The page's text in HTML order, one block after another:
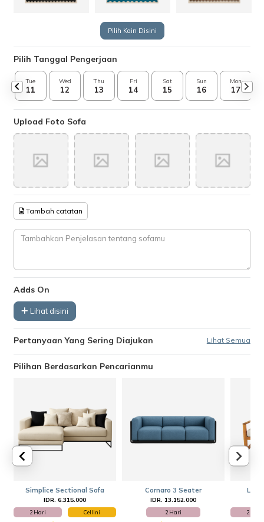
Pilih Kain Disini
Pilih Tanggal Pengerjaan
Tue
11
Wed
12
Thu
13
Fri
14
Sat
15
Sun
16
Mon
17
Upload Foto Sofa
Tambah catatan
Adds On
Lihat disini
Pertanyaan Yang Sering Diajukan Lihat Semua
Pilihan Berdasarkan Pencarianmu
Simplice Sectional Sofa
IDR. 6.315.000
2 Hari
Cellini
Cornaro 3 Seater
IDR. 13.152.000
2 Hari
2 Hari